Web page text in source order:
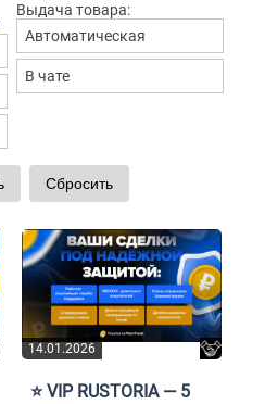
Выдача товара:
Автоматическая
В чате
14.01.2026
⭐ VIP RUSTORIA — 5